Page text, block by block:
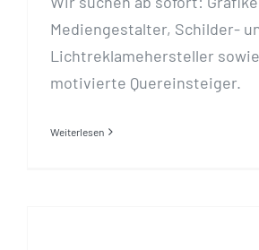
Mediengestalter, Schilder-
Lichtreklamehersteller
motivierte Quereinsteiger.
Weiterlesen